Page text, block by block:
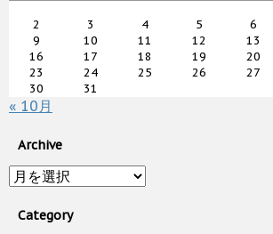
2
3 4 5 6
9
10 11 12 13
16
17 18 19 20
23
24 25 26 27
30
31
« 10月
Archive
Archive
Category